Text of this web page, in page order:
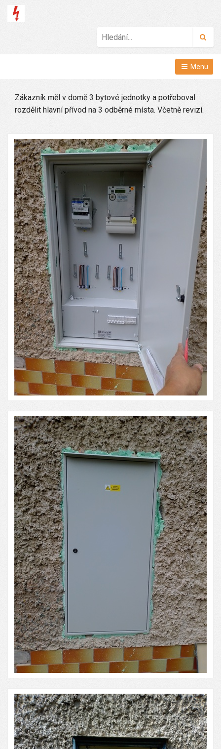
Menu
Zákazník měl v domě 3 bytové jednotky a potřeboval
rozdělit hlavní přívod na 3 odběrné místa. Včetně revizí.